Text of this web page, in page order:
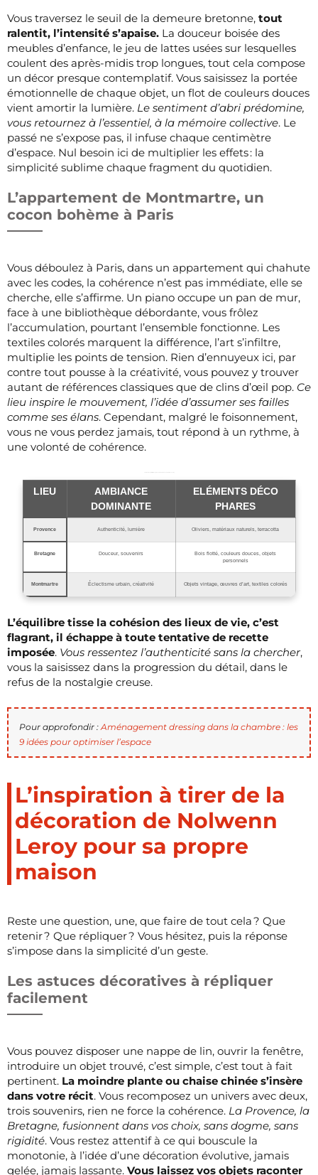
Vous traversez le seuil de la demeure bretonne, tout
ralentit, l’intensité s’apaise. La douceur boisée des
meubles d’enfance, le jeu de lattes usées sur lesquelles
coulent des après-midis trop longues, tout cela compose
un décor presque contemplatif. Vous saisissez la portée
émotionnelle de chaque objet, un flot de couleurs douces
vient amortir la lumière. Le sentiment d’abri prédomine,
vous retournez à l’essentiel, à la mémoire collective. Le
passé ne s’expose pas, il infuse chaque centimètre
d’espace. Nul besoin ici de multiplier les effets : la
simplicité sublime chaque fragment du quotidien.
L’appartement de Montmartre, un
cocon bohème à Paris
Vous déboulez à Paris, dans un appartement qui chahute
avec les codes, la cohérence n’est pas immédiate, elle se
cherche, elle s’affirme. Un piano occupe un pan de mur,
face à une bibliothèque débordante, vous frôlez
l’accumulation, pourtant l’ensemble fonctionne. Les
textiles colorés marquent la différence, l’art s’infiltre,
multiplie les points de tension. Rien d’ennuyeux ici, par
contre tout pousse à la créativité, vous pouvez y trouver
autant de références classiques que de clins d’œil pop. Ce
lieu inspire le mouvement, l’idée d’assumer ses failles
comme ses élans. Cependant, malgré le foisonnement,
vous ne vous perdez jamais, tout répond à un rythme, à
une volonté de cohérence.
LIEU
AMBIANCE
DOMINANTE
ELÉMENTS DÉCO
PHARES
Provence Authenticité, lumière Oliviers, matériaux naturels, terracotta
Bretagne Douceur, souvenirs
Bois flotté, couleurs douces, objets
personnels
Montmartre Éclectisme urbain, créativité Objets vintage, œuvres d’art, textiles colorés
L’équilibre tisse la cohésion des lieux de vie, c’est
flagrant, il échappe à toute tentative de recette
imposée. Vous ressentez l’authenticité sans la chercher,
vous la saisissez dans la progression du détail, dans le
refus de la nostalgie creuse.
Pour approfondir : Aménagement dressing dans la chambre : les
9 idées pour optimiser l’espace
L’inspiration à tirer de la
décoration de Nolwenn
Leroy pour sa propre
maison
Reste une question, une, que faire de tout cela ? Que
retenir ? Que répliquer ? Vous hésitez, puis la réponse
s’impose dans la simplicité d’un geste.
Les astuces décoratives à répliquer
facilement
Vous pouvez disposer une nappe de lin, ouvrir la fenêtre,
introduire un objet trouvé, c’est simple, c’est tout à fait
pertinent. La moindre plante ou chaise chinée s’insère
dans votre récit. Vous recomposez un univers avec deux,
trois souvenirs, rien ne force la cohérence. La Provence, la
Bretagne, fusionnent dans vos choix, sans dogme, sans
rigidité. Vous restez attentif à ce qui bouscule la
monotonie, à l’idée d’une décoration évolutive, jamais
gelée, jamais lassante. Vous laissez vos objets raconter